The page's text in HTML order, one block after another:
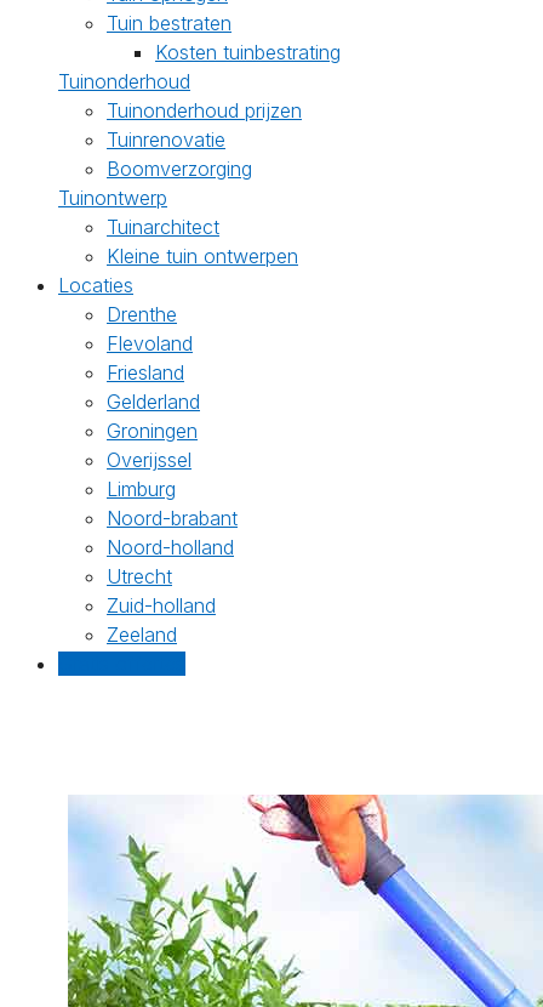
Tuin bestraten
Kosten tuinbestrating
Tuinonderhoud
Tuinonderhoud prijzen
Tuinrenovatie
Boomverzorging
Tuinontwerp
Tuinarchitect
Kleine tuin ontwerpen
Locaties
Drenthe
Flevoland
Friesland
Gelderland
Groningen
Overijssel
Limburg
Noord-brabant
Noord-holland
Utrecht
Zuid-holland
Zeeland